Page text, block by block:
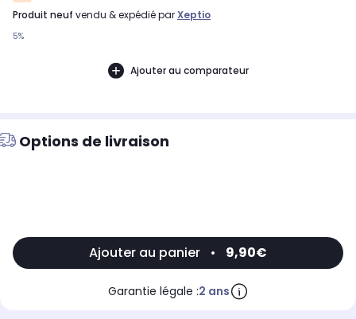
produit neuf vendu & expédié parXeptio
5%
Ajouter au comparateur
Options de livraison
Ajouter au panier • 9,90€
Garantie légale :2 ans